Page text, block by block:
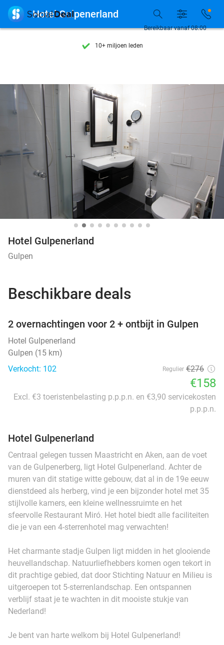
7 dagen per week beschikbaar
10+ miljoen leden
7 dagen per week beschikbaar
10+ miljoen leden
Bereikbaar vanaf 08:00
 Hotel Gulpenerland
Hotel Gulpenerland
Gulpen
Beschikbare deals
2 overnachtingen voor 2 + ontbijt in Gulpen
Hotel Gulpenerland
Gulpen (15 km)
Verkocht: 102
Regulier €276
€158
Excl. €3 toeristenbelasting p.p.p.n. en €3,90 servicekosten
p.p.p.n.
Hotel Gulpenerland
Centraal gelegen tussen Maastricht en Aken, aan de voet
van de Gulpenerberg, ligt Hotel Gulpenerland. Achter de
muren van dit statige witte gebouw, dat al in de 19e eeuw
dienstdeed als herberg, vind je een bijzonder hotel met 35
stijlvolle kamers, een kleine wellnessruimte en het
sfeervolle Restaurant Miró. Het hotel biedt alle faciliteiten
die je van een 4-sterrenhotel mag verwachten!
Het charmante stadje Gulpen ligt midden in het glooiende
heuvellandschap. Natuurliefhebbers komen ogen tekort in
dit prachtige gebied, dat door Stichting Natuur en Milieu is
uitgeroepen tot 5-sterrenlandschap. Een ontspannen
verblijf staat je te wachten in dit mooiste stukje van
Nederland!
Je bent van harte welkom bij Hotel Gulpenerland!